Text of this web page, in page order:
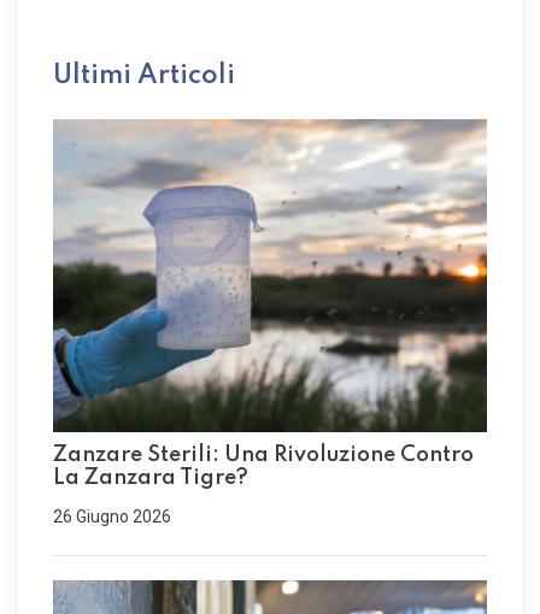
Ultimi Articoli
Zanzare Sterili: Una Rivoluzione Contro
La Zanzara Tigre?
26 Giugno 2026